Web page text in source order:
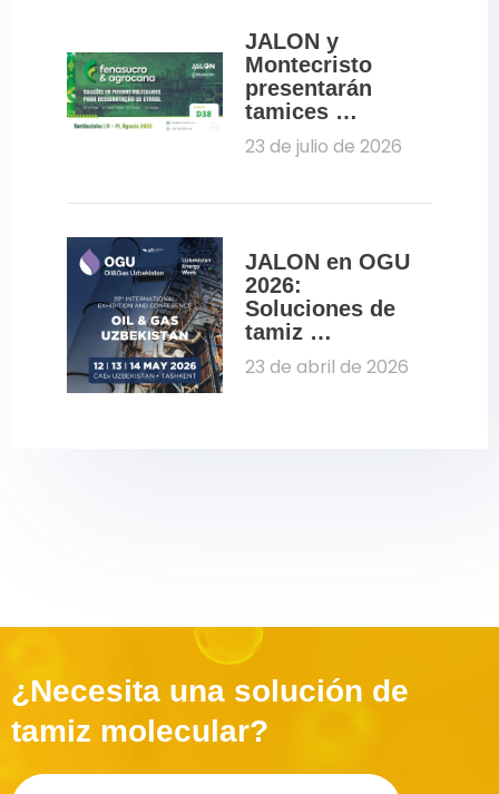
JALON y
Montecristo
presentarán
tamices
moleculares
para la
del etanol en
2026
23 de julio de 2026
JALON en OGU
2026:
Soluciones de
tamiz
molecular para
petróleo y gas
23 de abril de 2026
¿Necesita una solución de
tamiz molecular?